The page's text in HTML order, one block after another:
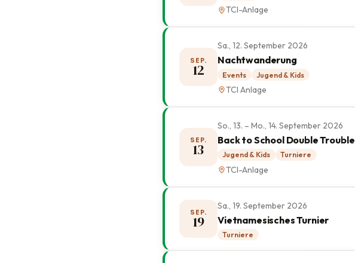
TCI-Anlage
SEP.
12
Sa., 12. September 2026
Nachtwanderung
Events Jugend & Kids
TCI Anlage
SEP.
13
So., 13. – Mo., 14. September 2026
Back to School Double Trouble
Jugend & Kids Turniere
TCI-Anlage
SEP.
19
Sa., 19. September 2026
Vietnamesisches Turnier
Turniere